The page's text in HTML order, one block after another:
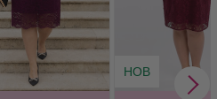
НОВ